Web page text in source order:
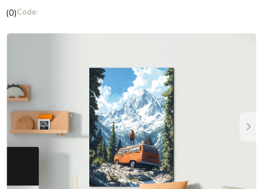
Die
Produktbewertung
5
Sternen.
(0)